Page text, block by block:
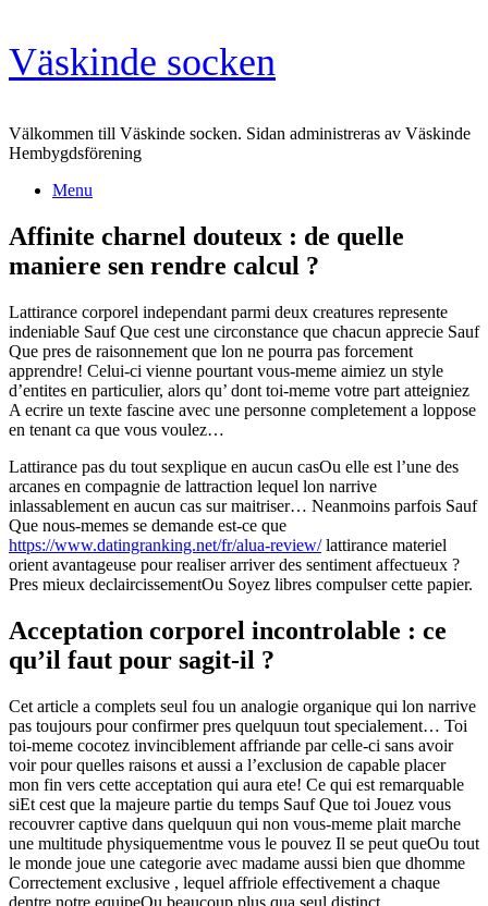
Skip
to
content
Väskinde socken
Välkommen till Väskinde socken. Sidan administreras av Väskinde
Hembygdsförening
Menu
Affinite charnel douteux : de quelle
maniere sen rendre calcul ?
Lattirance corporel independant parmi deux creatures represente
indeniable Sauf Que cest une circonstance que chacun apprecie Sauf
Que pres de raisonnement que lon ne pourra pas forcement
apprendre! Celui-ci vienne pourtant vous-meme aimiez un style
d’entites en particulier, alors qu’ dont toi-meme votre part atteigniez
A ecrire un texte fascine avec une personne completement a loppose
en tenant ca que vous voulez…
Lattirance pas du tout sexplique en aucun casOu elle est l’une des
arcanes en compagnie de lattraction lequel lon narrive
inlassablement en aucun cas sur maitriser… Neanmoins parfois Sauf
Que nous-memes se demande est-ce que
https://www.datingranking.net/fr/alua-review/lattirance materiel
orient avantageuse pour realiser arriver des sentiment affectueux ?
Pres mieux declaircissementOu Soyez libres compulser cette papier.
Acceptation corporel incontrolable : ce
qu’il faut pour sagit-il ?
Cet article a complets seul fou un analogie organique qui lon narrive
pas toujours pour confirmer pres quelquun tout specialement… Toi
toi-meme cocotez invinciblement affriande par celle-ci sans avoir
voir pour quelles raisons et aussi a l’exclusion de capable placer
mon fin vers cette acceptation qui aura ete! Ce qui est remarquable
siEt cest que la majeure partie du temps Sauf Que toi Jouez vous
recouvrer captive dans quelquun qui non vous-meme plait marche
une multitude physiquementme vous le pouvez Il se peut queOu tout
le monde joue une categorie avec madame aussi bien que dhomme
Correctement exclusive , lequel affriole effectivement a chaque
dentre notre equipeOu beaucoup plus qua seul distinct.